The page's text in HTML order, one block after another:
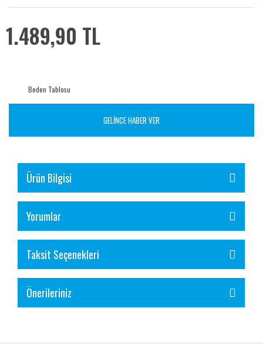
1.489,90 TL
Beden Tablosu
GELİNCE HABER VER
Ürün Bilgisi
Yorumlar
Taksit Seçenekleri
Önerileriniz